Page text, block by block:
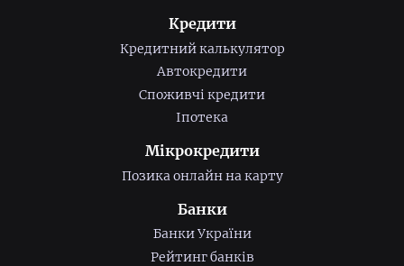
Кредити
Кредитний калькулятор
Автокредити
Споживчі кредити
Іпотека
Мікрокредити
Позика онлайн на карту
Банки
Банки України
Рейтинг банків